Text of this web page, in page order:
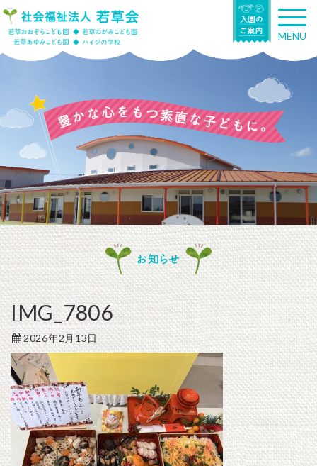
T
o
g
n
g
a
t
n
MENU
お知らせ
IMG_7806
2026年2月13日